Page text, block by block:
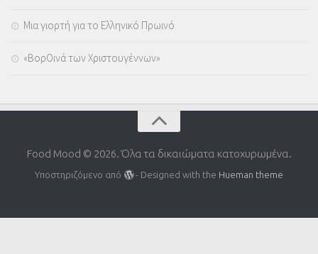
Μια γιορτή για το Ελληνικό Πρωινό
«ΒορΟινά των Χριστουγέννων»
Food Mood © 2026. Όλα τα δικαιώματα κατοχυρωμένα.
Υποστηριζόμενο από - Designed with the Hueman theme